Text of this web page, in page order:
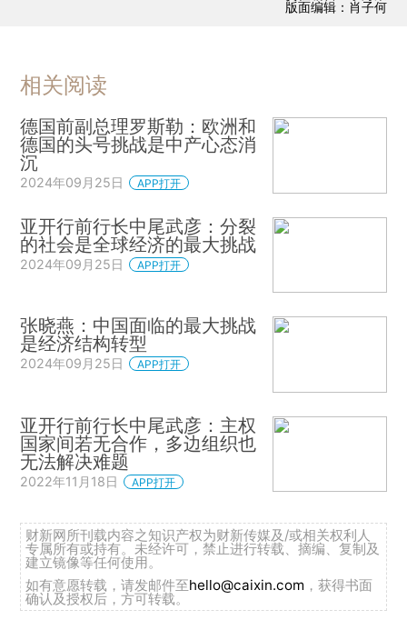
版面编辑：肖子何
相关阅读
德国前副总理罗斯勒：欧洲和
德国的头号挑战是中产心态消
沉
2024年09月25日 APP打开
亚开行前行长中尾武彦：分裂
的社会是全球经济的最大挑战
2024年09月25日 APP打开
张晓燕：中国面临的最大挑战
是经济结构转型
2024年09月25日 APP打开
亚开行前行长中尾武彦：主权
国家间若无合作，多边组织也
无法解决难题
2022年11月18日 APP打开
财新网所刊载内容之知识产权为财新传媒及/或相关权利人
专属所有或持有。未经许可，禁止进行转载、摘编、复制及
建立镜像等任何使用。
如有意愿转载，请发邮件至hello@caixin.com ，获得书面
确认及授权后，方可转载。